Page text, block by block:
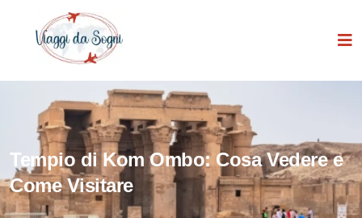
Tempio di Kom Ombo: Cosa Vedere e
Come Visitare